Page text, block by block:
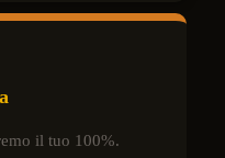
il tuo 100%.